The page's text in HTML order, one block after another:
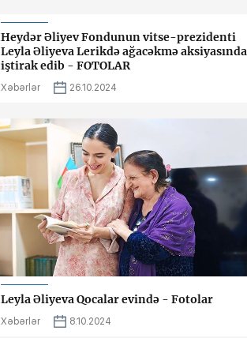
Heydər Əliyev Fondunun vitse-prezidenti
Leyla Əliyeva Lerikdə ağacəkmə aksiyasında
iştirak edib - FOTOLAR
Xəbərlər 26.10.2024
Leyla Əliyeva Qocalar evində - Fotolar
Xəbərlər 8.10.2024